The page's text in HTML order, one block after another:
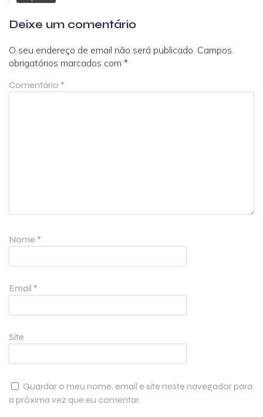
Deixe um comentário
O seu endereço de email não será publicado. Campos
obrigatórios marcados com *
Comentário *
Nome *
Email *
Site
Guardar o meu nome, email e site neste navegador para
a próxima vez que eu comentar.